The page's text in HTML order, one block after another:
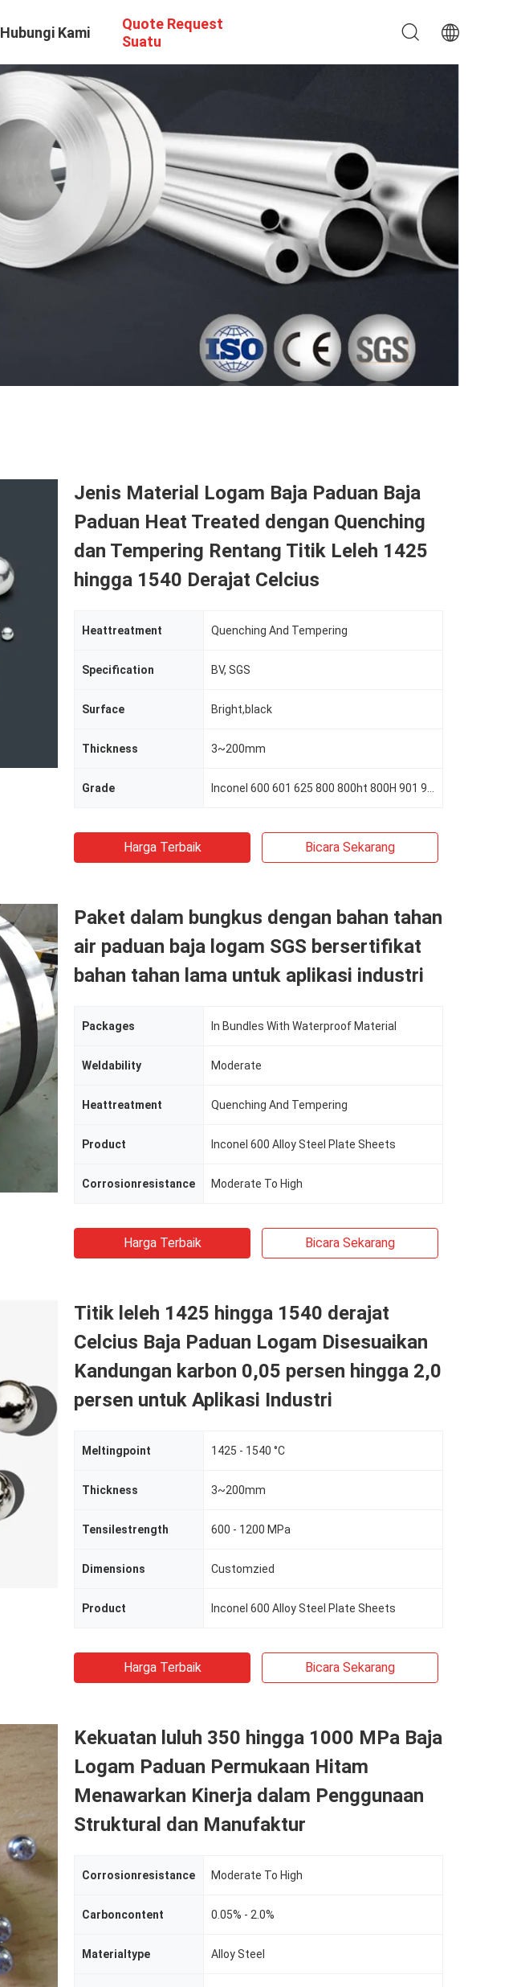
Hubungi Kami
Quote Request
Suatu
Jenis Material Logam Baja Paduan Baja
Paduan Heat Treated dengan Quenching
dan Tempering Rentang Titik Leleh 1425
hingga 1540 Derajat Celcius
Heattreatment Quenching And Tempering
Specification BV, SGS
Surface Bright,black
Thickness 3~200mm
Grade
Harga Terbaik Bicara Sekarang
Paket dalam bungkus dengan bahan tahan
air paduan baja logam SGS bersertifikat
bahan tahan lama untuk aplikasi industri
Packages In Bundles With Waterproof Material
Weldability Moderate
Heattreatment Quenching And Tempering
Product Inconel 600 Alloy Steel Plate Sheets
Corrosionresistance Moderate To High
Harga Terbaik Bicara Sekarang
Titik leleh 1425 hingga 1540 derajat
Celcius Baja Paduan Logam Disesuaikan
Kandungan karbon 0,05 persen hingga 2,0
persen untuk Aplikasi Industri
Meltingpoint 1425 - 1540 °C
Thickness 3~200mm
Tensilestrength 600 - 1200 MPa
Dimensions Customzied
Product Inconel 600 Alloy Steel Plate Sheets
Harga Terbaik Bicara Sekarang
Kekuatan luluh 350 hingga 1000 MPa Baja
Logam Paduan Permukaan Hitam
Menawarkan Kinerja dalam Penggunaan
Struktural dan Manufaktur
Corrosionresistance Moderate To High
Carboncontent 0.05% - 2.0%
Materialtype Alloy Steel